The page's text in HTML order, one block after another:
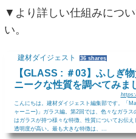
▼より詳しい仕組みにつ
い。
建材ダイジェスト 36 shares
【GLASS : ＃03】ふしぎ
ニークな性質を調べてみま
こんにちは。建材ダイジェスト編集部です。「
ャーニー)」ガラス編。第2回では、色々なガラス
はガラスが持つ様々な特徴、性質についてお伝
透明度が高い。最も大きな特徴は、...